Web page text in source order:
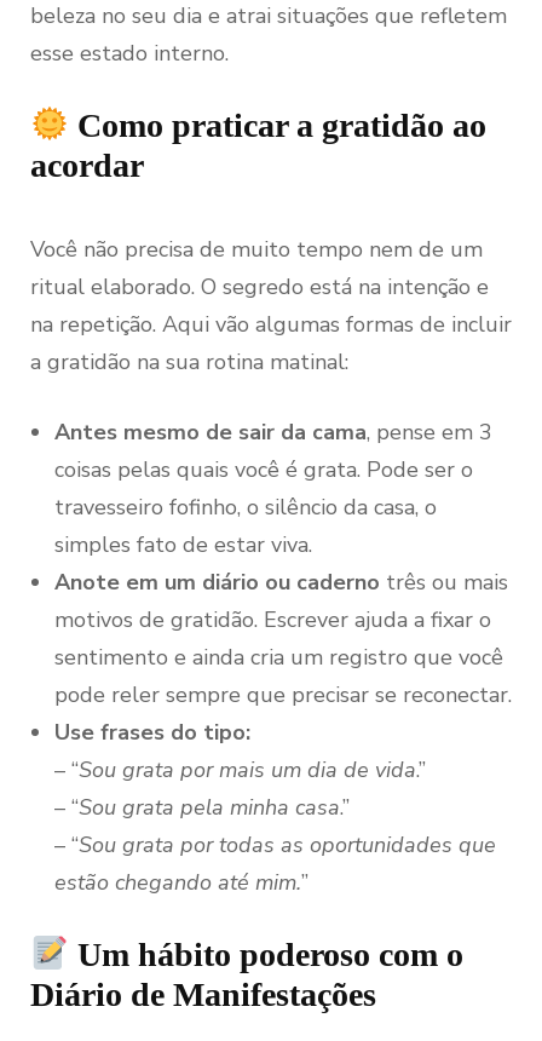
beleza no seu dia e atrai situações que refletem
esse estado interno.
Como praticar a gratidão ao
acordar
Você não precisa de muito tempo nem de um
ritual elaborado. O segredo está na intenção e
na repetição. Aqui vão algumas formas de incluir
a gratidão na sua rotina matinal:
Antes mesmo de sair da cama, pense em 3
coisas pelas quais você é grata. Pode ser o
travesseiro fofinho, o silêncio da casa, o
simples fato de estar viva.
Anote em um diário ou caderno três ou mais
motivos de gratidão. Escrever ajuda a fixar o
sentimento e ainda cria um registro que você
pode reler sempre que precisar se reconectar.
Use frases do tipo:
– “Sou grata por mais um dia de vida.”
– “Sou grata pela minha casa.”
– “Sou grata por todas as oportunidades que
estão chegando até mim.”
Um hábito poderoso com o
Diário de Manifestações